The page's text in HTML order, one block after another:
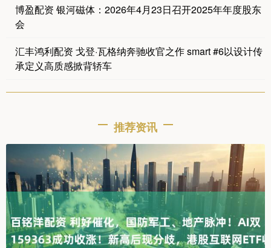
博盈配资 银河磁体：2026年4月23日召开2025年年度股东
会
汇丰鸿利配资 戈登·瓦格纳奔驰收官之作 smart #6以设计传
承定义高质感掀背轿车
推荐资讯